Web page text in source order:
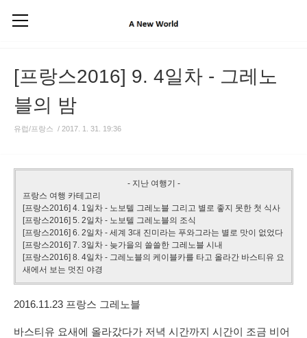
[프랑스2016] 9. 4일차 - 그레노
블의 밤
유럽/프랑스 / 2017. 1. 31. 19:36
- 지난 여행기 -
프랑스 여행 카테고리
[프랑스2016] 4. 1일차 - 노보텔 그레노블 그리고 별로 좋지 못한 첫 식사
[프랑스2016] 5. 2일차 - 노보텔 그레노블의 조식
[프랑스2016] 6. 2일차 - 세계 3대 진미라는 푸와그라는 별로 맛이 없었다
[프랑스2016] 7. 3일차 - 늦가을의 쓸쓸한 그레노블 시내
[프랑스2016] 8. 4일차 - 그레노블의 케이블카를 타고 올라간 바스티유 요
새에서 보는 멋진 야경
2016.11.23 프랑스 그레노블
바스티유 요새에 올라갔다가 저녁 시간까지 시간이 조금 비어